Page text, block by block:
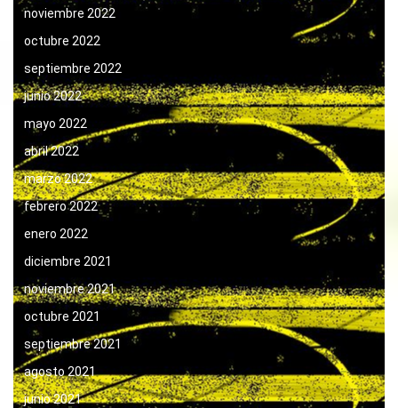
noviembre 2022
octubre 2022
septiembre 2022
junio 2022
mayo 2022
abril 2022
marzo 2022
febrero 2022
enero 2022
diciembre 2021
noviembre 2021
octubre 2021
septiembre 2021
agosto 2021
junio 2021